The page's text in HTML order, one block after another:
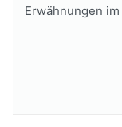
Erwähnungen